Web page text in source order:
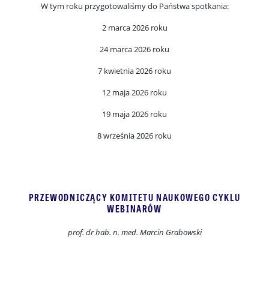
W tym roku przygotowaliśmy do Państwa spotkania:
2 marca 2026 roku
24 marca 2026 roku
7 kwietnia 2026 roku
12 maja 2026 roku
19 maja 2026 roku
8 września 2026 roku
PRZEWODNICZĄCY KOMITETU NAUKOWEGO CYKLU
WEBINARÓW
prof. dr hab. n. med. Marcin Grabowski